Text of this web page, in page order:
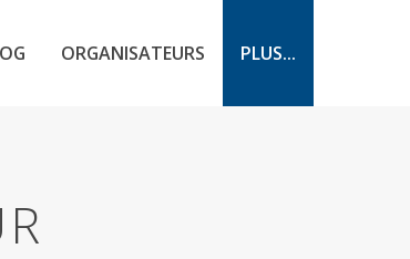
ORGANISATEURS PLUS...